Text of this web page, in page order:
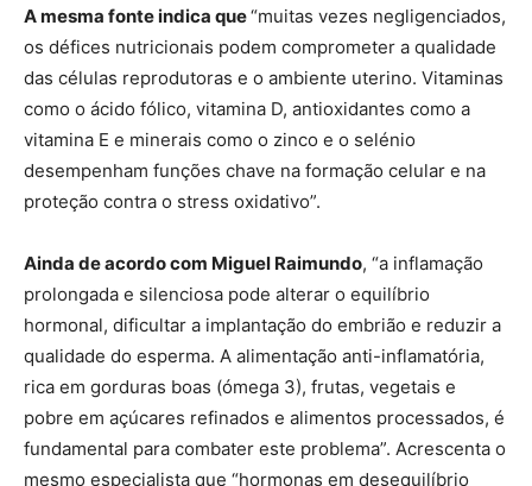
A mesma fonte indica que“muitas vezes negligenciados,
os défices nutricionais podem comprometer a qualidade
das células reprodutoras e o ambiente uterino. Vitaminas
como o ácido fólico, vitamina D, antioxidantes como a
vitamina E e minerais como o zinco e o selénio
desempenham funções chave na formação celular e na
proteção contra o stress oxidativo”.
Ainda de acordo com Miguel Raimundo, “a inflamação
prolongada e silenciosa pode alterar o equilíbrio
hormonal, dificultar a implantação do embrião e reduzir a
qualidade do esperma. A alimentação anti-inflamatória,
rica em gorduras boas (ómega 3), frutas, vegetais e
pobre em açúcares refinados e alimentos processados, é
fundamental para combater este problema”. Acrescenta o
mesmo especialista que “hormonas em desequilíbrio